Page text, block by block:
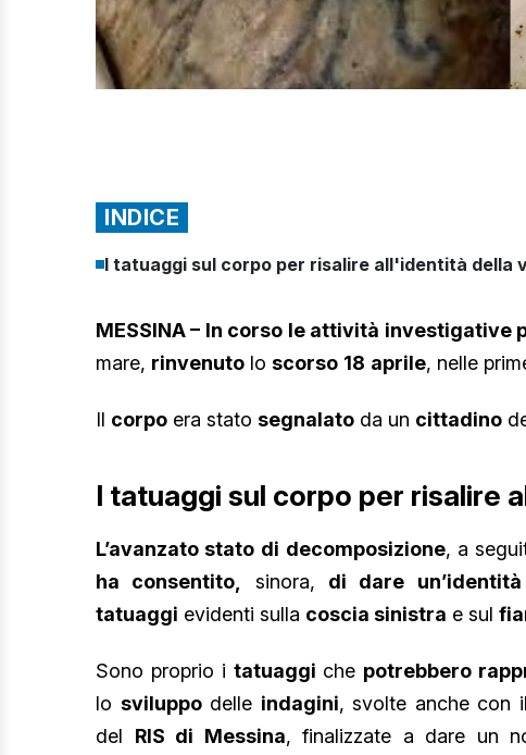
INDICE
I tatuaggi sul corpo per risalire all'identità della
MESSINA – In corso le attività
mare, rinvenuto lo scorso 18 aprile, nelle
Il corpo era stato segnalato da un cittadino
I tatuaggi sul corpo per risalire
L’avanzato stato di decomposizione, a
ha consentito, sinora, di dare
tatuaggi evidenti sulla coscia sinistra e sul
Sono proprio i tatuaggi che potrebbero
lo sviluppodelle indagini, svolte anche con
del RIS di Messina, finalizzate a dare un